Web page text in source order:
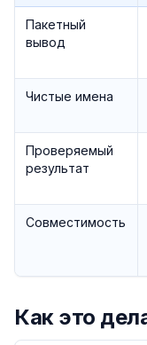
Пакетный
вывод
Чистые имена
Проверяемый
результат
Совместимость
Как это